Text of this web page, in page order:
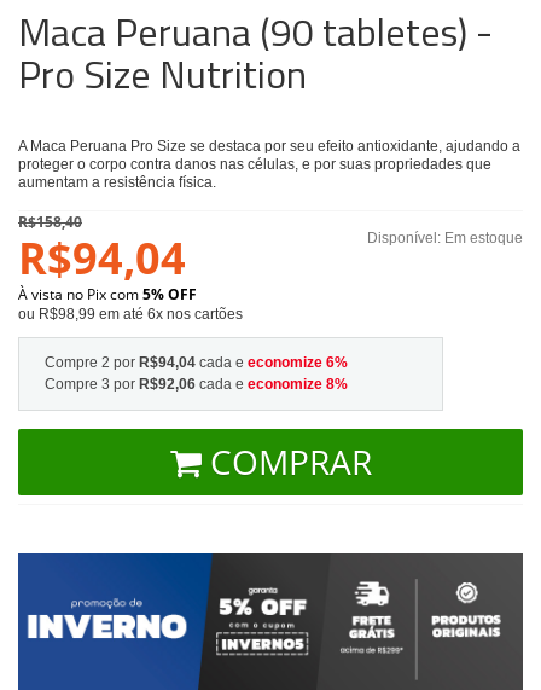
Maca Peruana (90 tabletes) -
Pro Size Nutrition
A Maca Peruana Pro Size se destaca por seu efeito antioxidante, ajudando a
proteger o corpo contra danos nas células, e por suas propriedades que
aumentam a resistência física.
Disponível: Em estoque
R$158,40
R$94,04
À vista no Pix com5% OFF
ou R$98,99 em até 6x nos cartões
Compre 2 por R$94,04 cada e economize 6%
Compre 3 por R$92,06 cada e economize 8%
COMPRAR